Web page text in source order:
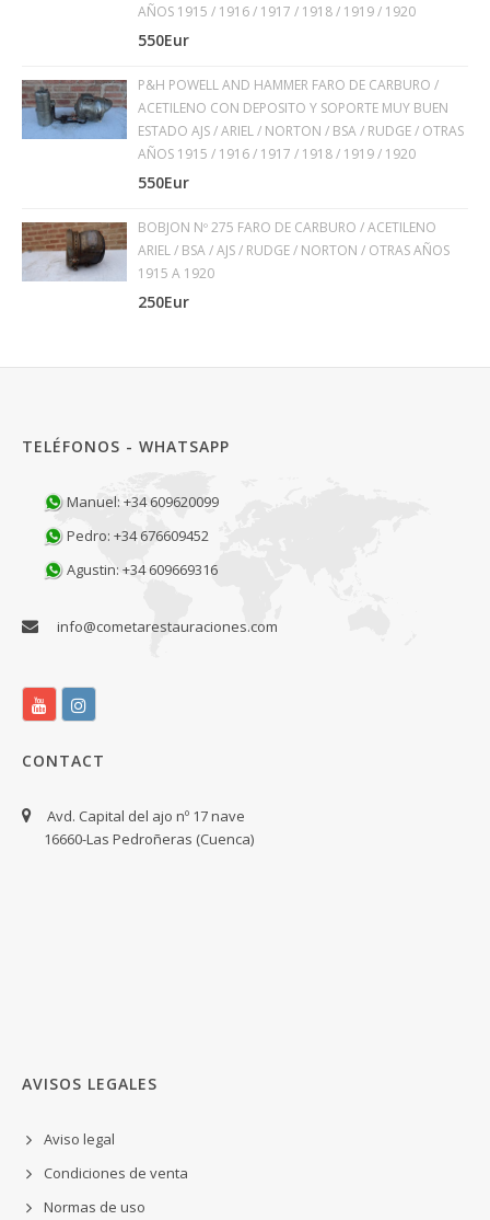
AÑOS 1915 / 1916 / 1917 / 1918 / 1919 / 1920
550Eur
P&H POWELL AND HAMMER FARO DE CARBURO /
ACETILENO CON DEPOSITO Y SOPORTE MUY BUEN
ESTADO AJS / ARIEL / NORTON / BSA / RUDGE / OTRAS
AÑOS 1915 / 1916 / 1917 / 1918 / 1919 / 1920
550Eur
BOBJON Nº 275 FARO DE CARBURO / ACETILENO
ARIEL / BSA / AJS / RUDGE / NORTON / OTRAS AÑOS
1915 A 1920
250Eur
TELÉFONOS - WHATSAPP
Manuel: +34 609620099
Pedro: +34 676609452
Agustin: +34 609669316
info@cometarestauraciones.com
CONTACT
Avd. Capital del ajo nº 17 nave
16660-Las Pedroñeras (Cuenca)
AVISOS LEGALES
Aviso legal
Condiciones de venta
Normas de uso